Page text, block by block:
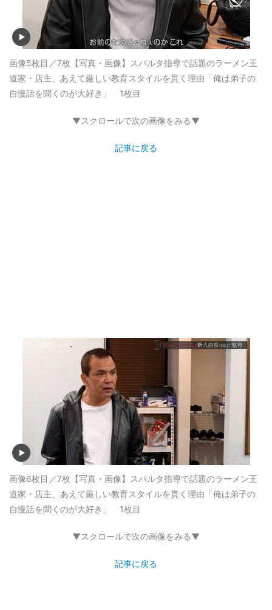
画像5枚目／7枚 【写真・画像】スパルタ指導で話題のラーメン王
道家・店主、あえて厳しい教育スタイルを貫く理由「俺は弟子の
自慢話を聞くのが大好き」 1枚目
▼スクロールで次の画像をみる▼
記事に戻る
画像6枚目／7枚 【写真・画像】スパルタ指導で話題のラーメン王
道家・店主、あえて厳しい教育スタイルを貫く理由「俺は弟子の
自慢話を聞くのが大好き」 1枚目
▼スクロールで次の画像をみる▼
記事に戻る